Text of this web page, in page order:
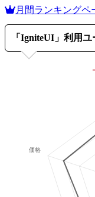
月間ランキングペ
「 IgniteUI 」利用